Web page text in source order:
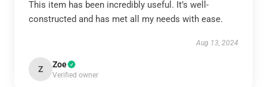
This item has been incredibly useful. It’s well-
constructed and has met all my needs with ease.
Aug 13, 2024
Z Zoe
Verified owner